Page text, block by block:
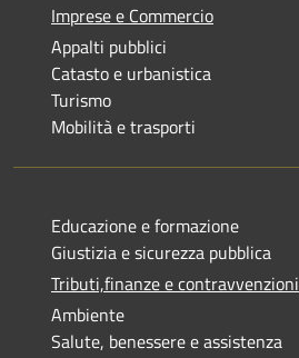
Imprese e Commercio
Appalti pubblici
Catasto e urbanistica
Turismo
Mobilità e trasporti
Educazione e formazione
Giustizia e sicurezza pubblica
Tributi,finanze e contravvenzioni
Ambiente
Salute, benessere e assistenza